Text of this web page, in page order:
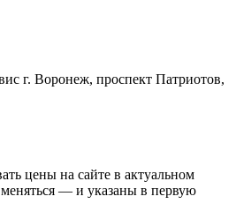
г. Воронеж, проспект Патриотов,
цены на сайте в актуальном
— и указаны в первую